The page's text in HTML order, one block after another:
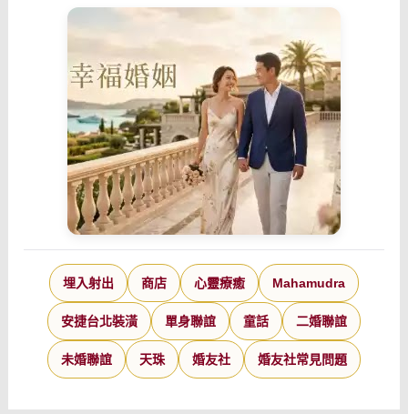
埋入射出 商店 心靈療癒 Mahamudra
安捷台北裝潢 單身聯誼 童話 二婚聯誼
未婚聯誼 天珠 婚友社 婚友社常見問題